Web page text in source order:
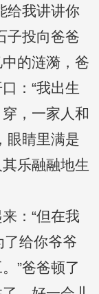
给我讲讲你
子投向爸爸
的涟漪，爸
：“我出生
，一家人和
眼睛里满是
乐融融地生
：“但在我
了给你爷爷
”爸爸顿了